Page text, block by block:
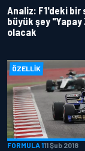
Analiz: F1'deki bir
büyük şey
olacak
ÖZELLIK
FORMULA 111 Şub 2018